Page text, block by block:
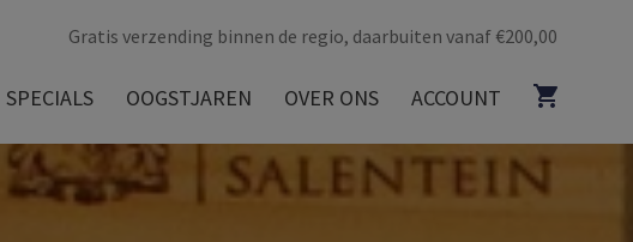
Gratis verzending binnen de regio, daarbuiten vanaf €200,00
SPECIALS OOGSTJAREN OVER ONS ACCOUNT